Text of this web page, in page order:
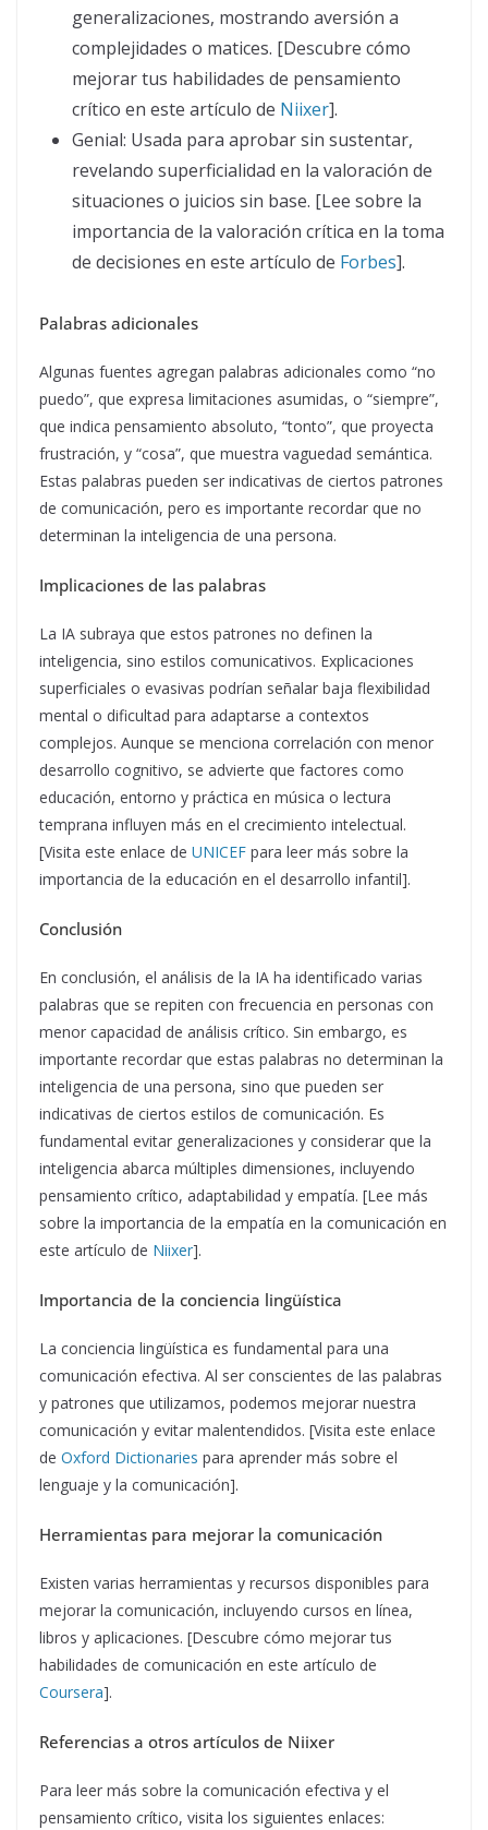
generalizaciones, mostrando aversión a
complejidades o matices. [Descubre cómo
mejorar tus habilidades de pensamiento
crítico en este artículo de Niixer].
Genial: Usada para aprobar sin sustentar,
revelando superficialidad en la valoración de
situaciones o juicios sin base. [Lee sobre la
importancia de la valoración crítica en la toma
de decisiones en este artículo de Forbes].
Palabras adicionales
Algunas fuentes agregan palabras adicionales como “no
puedo”, que expresa limitaciones asumidas, o “siempre”,
que indica pensamiento absoluto, “tonto”, que proyecta
frustración, y “cosa”, que muestra vaguedad semántica.
Estas palabras pueden ser indicativas de ciertos patrones
de comunicación, pero es importante recordar que no
determinan la inteligencia de una persona.
Implicaciones de las palabras
La IA subraya que estos patrones no definen la
inteligencia, sino estilos comunicativos. Explicaciones
superficiales o evasivas podrían señalar baja flexibilidad
mental o dificultad para adaptarse a contextos
complejos. Aunque se menciona correlación con menor
desarrollo cognitivo, se advierte que factores como
educación, entorno y práctica en música o lectura
temprana influyen más en el crecimiento intelectual.
[Visita este enlace de UNICEF para leer más sobre la
importancia de la educación en el desarrollo infantil].
Conclusión
En conclusión, el análisis de la IA ha identificado varias
palabras que se repiten con frecuencia en personas con
menor capacidad de análisis crítico. Sin embargo, es
importante recordar que estas palabras no determinan la
inteligencia de una persona, sino que pueden ser
indicativas de ciertos estilos de comunicación. Es
fundamental evitar generalizaciones y considerar que la
inteligencia abarca múltiples dimensiones, incluyendo
pensamiento crítico, adaptabilidad y empatía. [Lee más
sobre la importancia de la empatía en la comunicación en
este artículo de Niixer].
Importancia de la conciencia lingüística
La conciencia lingüística es fundamental para una
comunicación efectiva. Al ser conscientes de las palabras
y patrones que utilizamos, podemos mejorar nuestra
comunicación y evitar malentendidos. [Visita este enlace
de Oxford Dictionaries para aprender más sobre el
lenguaje y la comunicación].
Herramientas para mejorar la comunicación
Existen varias herramientas y recursos disponibles para
mejorar la comunicación, incluyendo cursos en línea,
libros y aplicaciones. [Descubre cómo mejorar tus
habilidades de comunicación en este artículo de
Coursera].
Referencias a otros artículos de Niixer
Para leer más sobre la comunicación efectiva y el
pensamiento crítico, visita los siguientes enlaces: